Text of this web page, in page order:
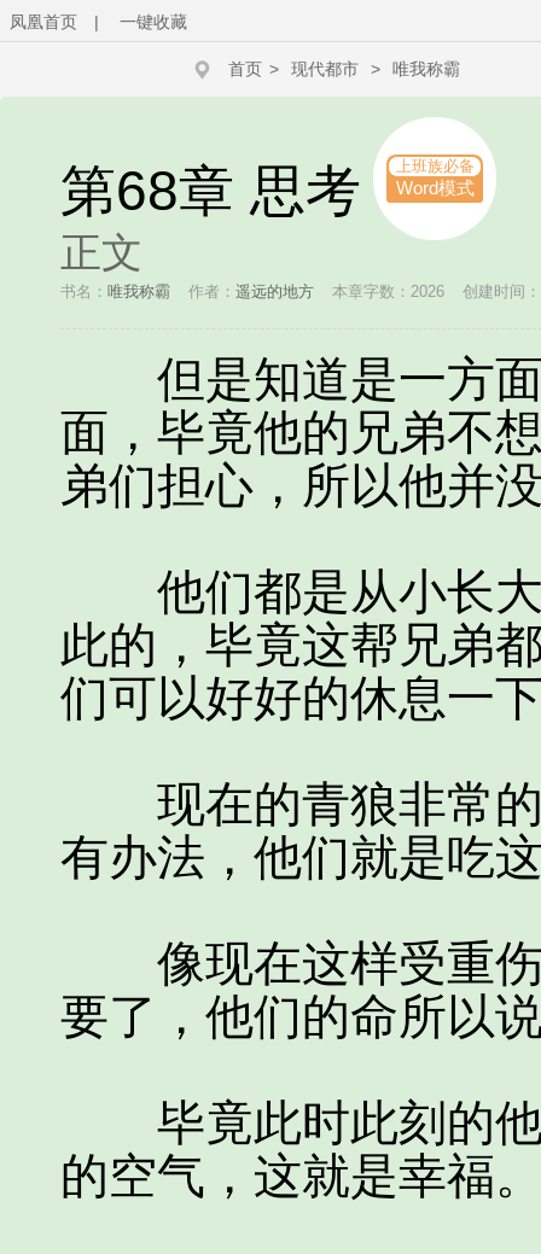
凤凰首页 | 一键收藏
首页 > 现代都市 > 唯我称霸
第68章 思考 上班族必备
Word模式
正文
书名： 唯我称霸 作者： 遥远的地方 本章字数：2026 创建时间
但是知道是一方面
面，毕竟他的兄弟不
弟们担心，所以他并
他们都是从小长大
此的，毕竟这帮兄弟
们可以好好的休息一
现在的青狼非常的
有办法，他们就是吃
像现在这样受重伤
要了，他们的命所以
毕竟此时此刻的他
的空气，这就是幸福